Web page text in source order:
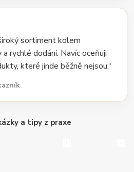
sortiment kolem
rychlé dodání. Navíc oceňuji
které jinde běžně nejsou.“
a tipy z praxe